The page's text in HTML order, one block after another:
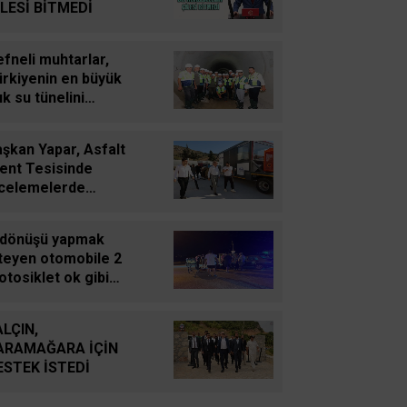
Süleyman GÖKSU
Sucan
AYNI ENKAZIN TOZUNU
Oğuz Kağan Neşeli
Enerji Jeopolitiğinde Yeni
Bir Dönem: Kerkük’ten
Ceyhan’a Stratejik
Birleşme
Ahmet Süreyya DURNA
SARAYKENT’TE ŞİİR
ŞÖLENİ
BİTMEDİ
muhtarlar,
en büyük
su tünelini
Yapar, Asfalt
Tesisinde
yapmak
otomobile 2
ok gibi
İÇİN
İSTEDİ